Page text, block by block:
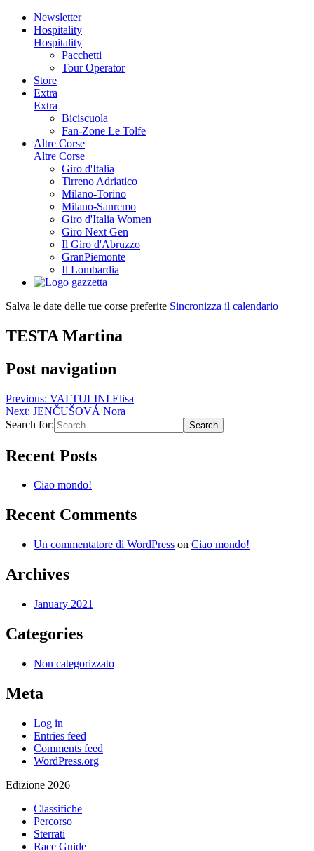
Newsletter
Hospitality
Hospitality
Pacchetti
Tour Operator
Store
Extra
Extra
Biciscuola
Fan-Zone Le Tolfe
Altre Corse
Altre Corse
Giro d'Italia
Tirreno Adriatico
Milano-Torino
Milano-Sanremo
Giro d'Italia Women
Giro Next Gen
Il Giro d'Abruzzo
GranPiemonte
Il Lombardia
Salva le date delle tue corse preferite Sincronizza il calendario
TESTA Martina
Post navigation
Previous: VALTULINI Elisa
Next: JENČUŠOVÁ Nora
Search for:
Recent Posts
Ciao mondo!
Recent Comments
Un commentatore di WordPress on Ciao mondo!
Archives
January 2021
Categories
Non categorizzato
Meta
Log in
Entries feed
Comments feed
WordPress.org
Edizione 2026
Classifiche
Percorso
Sterrati
Race Guide